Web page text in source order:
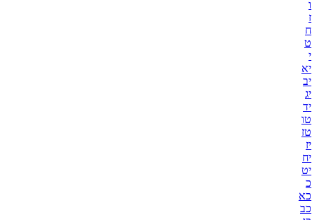
ו
ז
ח
ט
י
יא
יב
יג
יד
טו
טז
יז
יח
יט
כ
כא
כב